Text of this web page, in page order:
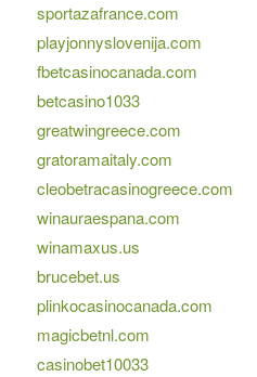
sportazafrance.com
playjonnyslovenija.com
fbetcasinocanada.com
betcasino1033
greatwingreece.com
gratoramaitaly.com
cleobetracasinogreece.com
winauraespana.com
winamaxus.us
brucebet.us
plinkocasinocanada.com
magicbetnl.com
casinobet10033